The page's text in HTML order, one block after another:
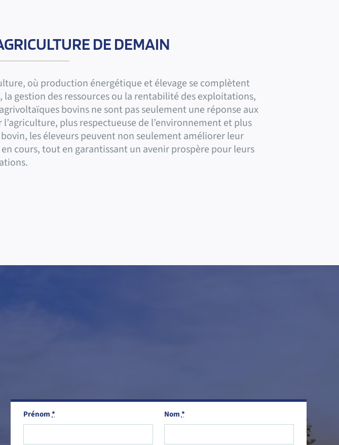
DE DEMAIN
où production énergétique et élevage se complètent
gestion des ressources ou la rentabilité des exploitations,
bovins ne sont pas seulement une réponse aux
plus respectueuse de l’environnement et plus
bovin, les éleveurs peuvent non seulement améliorer leur
cours, tout en garantissant un avenir prospère pour leurs
Prénom* Nom*